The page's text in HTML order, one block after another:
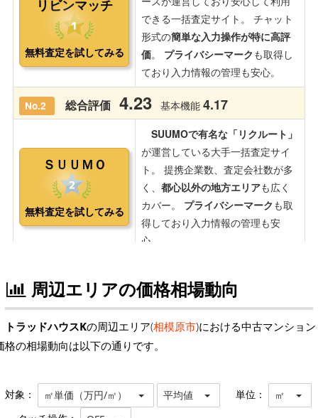
周辺エリアの価格相場動向
トラッドハウスKの周辺エリア(相模原市)における中古マンション
格の相場動向は以下の通りです。
対象： ㎡単価（万円/㎡） 平均値 単位： ㎡